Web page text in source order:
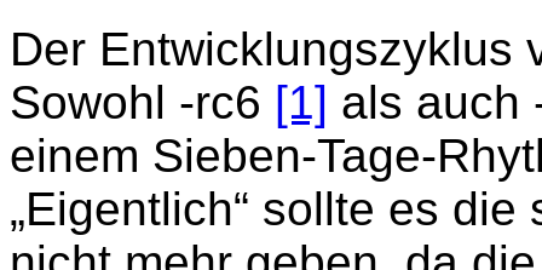
Der Entwicklungszyklus
Sowohl -rc6 [1] als auch
einem Sieben-Tage-
„Eigentlich“ sollte es